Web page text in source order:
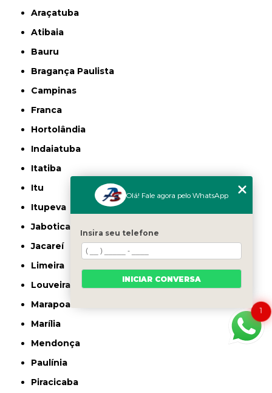
Araçatuba
Atibaia
Bauru
Bragança Paulista
Campinas
Franca
Hortolândia
Indaiatuba
Itatiba
Itu
Itupeva
Jaboticabal
Jacareí
Limeira
Louveira
Marapoama
Marília
Mendonça
Paulínia
Piracicaba
1
Olá! Fale agora pelo WhatsApp
Insira seu telefone
INICIAR CONVERSA